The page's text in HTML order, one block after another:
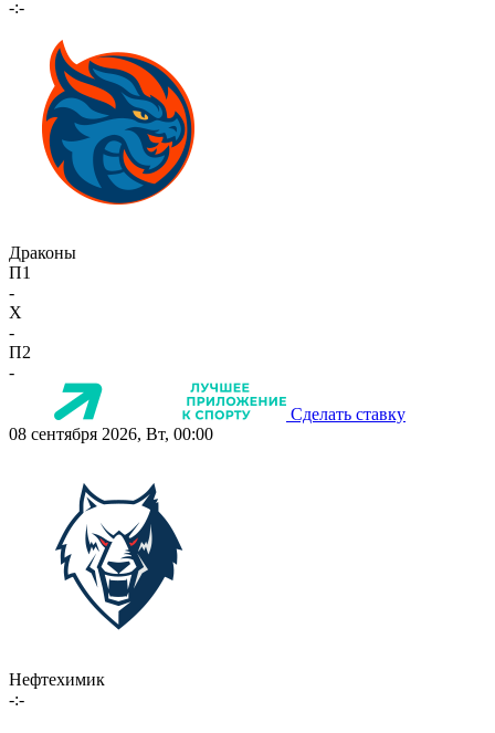
-:-
Драконы
П1
-
X
-
П2
-
Сделать ставку
08 сентября 2026, Вт, 00:00
Нефтехимик
-:-